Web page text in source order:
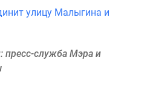
улицу Малыгина и
пресс-служба Мэра и